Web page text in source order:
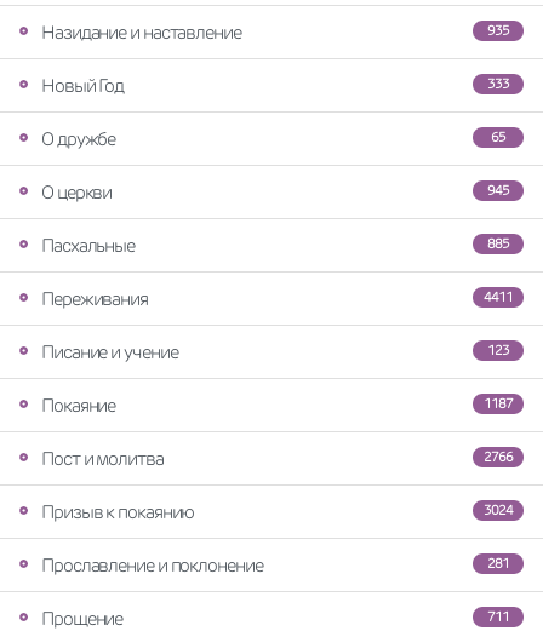
935
Назидание и наставление
333
Новый Год
65
О дружбе
945
О церкви
885
Пасхальные
4411
Переживания
123
Писание и учение
1187
Покаяние
2766
Пост и молитва
3024
Призыв к покаянию
281
Прославление и поклонение
711
Прощение